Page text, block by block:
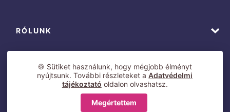
RÓLUNK
🍪 Sütiket használunk, hogy mégjobb élményt
nyújtsunk. További részleteket aAdatvédelmi
tájékoztató oldalon olvashatsz.
Megértettem